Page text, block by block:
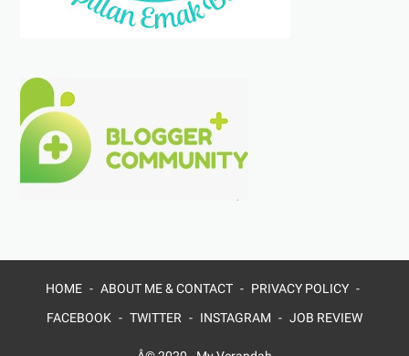
HOME ABOUT ME & CONTACT
PRIVACY POLICY
FACEBOOK
TWITTER INSTAGRAM JOB REVIEW